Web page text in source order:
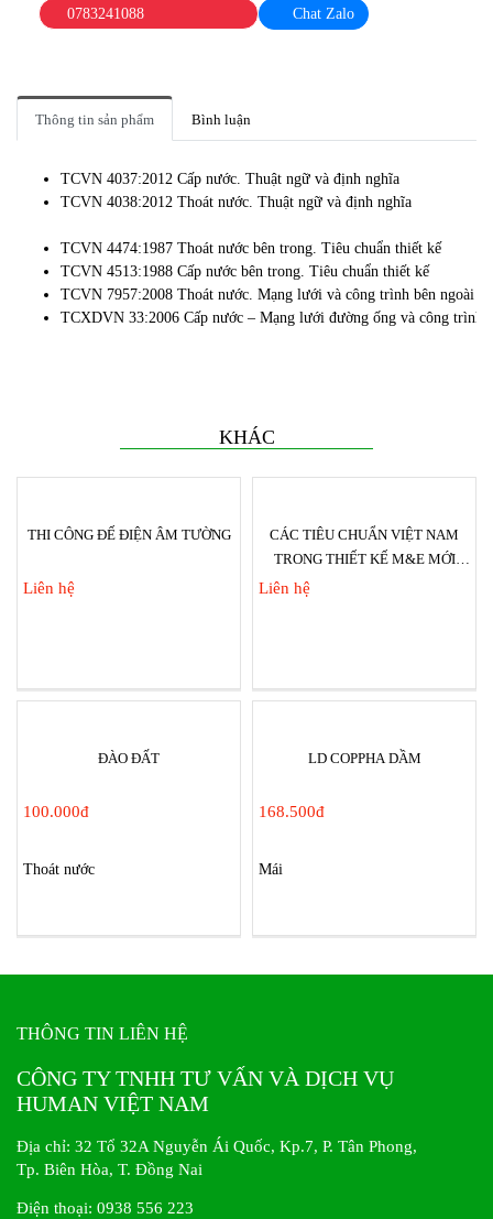
0783241088 Chat Zalo
Thông tin sản phẩm Bình luận
TCVN 4037:2012 Cấp nước. Thuật ngữ và định nghĩa
TCVN 4038:2012 Thoát nước. Thuật ngữ và định nghĩa
TCVN 4474:1987 Thoát nước bên trong. Tiêu chuẩn thiết kế
TCVN 4513:1988 Cấp nước bên trong. Tiêu chuẩn thiết kế
TCVN 7957:2008 Thoát nước. Mạng lưới và công trình bên ngoài –
TCXDVN 33:2006 Cấp nước – Mạng lưới đường ống và công trình
KHÁC
THI CÔNG ĐẾ ĐIỆN ÂM TƯỜNG
Liên hệ
CÁC TIÊU CHUẨN VIỆT NAM
TRONG THIẾT KẾ M&E MỚI
Liên hệ
ĐÀO ĐẤT
100.000đ
Thoát nước
LD COPPHA DẦM
168.500đ
Mái
THÔNG TIN LIÊN HỆ
CÔNG TY TNHH TƯ VẤN VÀ DỊCH VỤ
HUMAN VIỆT NAM
Địa chỉ: 32 Tổ 32A Nguyễn Ái Quốc, Kp.7, P. Tân Phong,
Tp. Biên Hòa, T. Đồng Nai
Điện thoại: 0938 556 223